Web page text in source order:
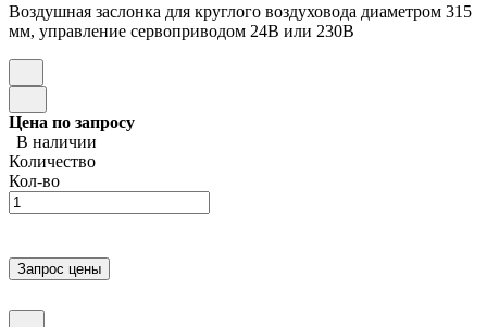
Воздушная заслонка для круглого воздуховода диаметром 315
мм, управление сервоприводом 24В или 230В
Цена по запросу
В наличии
Количество
Кол-во